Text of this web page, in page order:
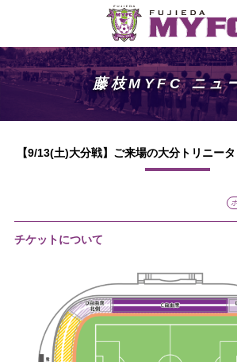
藤枝MYFC ニュ
【9/13(土)大分戦】ご来場の大分トリニー
チケットについて